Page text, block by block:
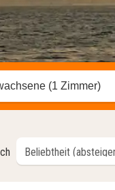
(1 Zimmer)